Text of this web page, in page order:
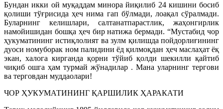
Бундан икки ой муқаддам минора йиқилиб 24 кишини босиб
қолиши тўғрисида ҳеч нима гап бўлмади, лоақал сўралмади.
Буларнинг келишлари, салтанатпарастлик, жаҳонгирлик
намойишидан бошқа ҳеч бир натижа бермади. “Мустабид чор
ҳукуматининг истиқлолият ва зулм қилишда пойдорлиғининг
дуоси номуборак ном палидини ёд қилмоқдан ҳеч маслаҳат ёқ
экан, халога кирганда қорни тўйиб қолди шекилли қайтиб
чиқиб ошга ҳам турмай жўнадилар . Мана уларнинг тергови
ва терговдан муддаолари!
ЧОР ҲУКУМАТИНИНГ ҚАРШИЛИК ҲАРАКАТИ